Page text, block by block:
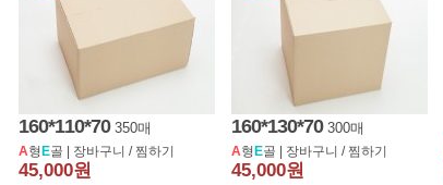
160*110*70 350매
A형 E골 | 장바구니 /찜하기
45,000원
160*130*70 300매
A형 E골 | 장바구니 /찜하기
45,000원